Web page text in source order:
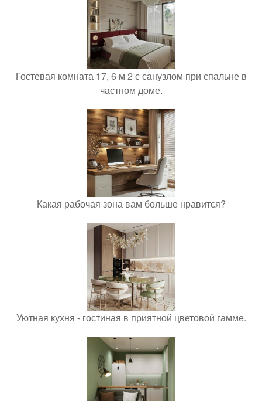
Гостевая комната 17, 6 м 2 с санузлом при спальне в
частном доме.
Какая рабочая зона вам больше нравится?
Уютная кухня - гостиная в приятной цветовой гамме.